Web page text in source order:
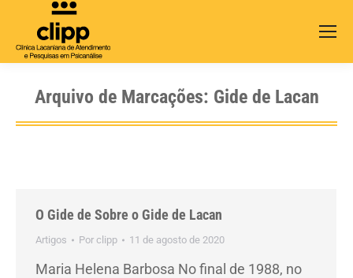
Arquivo de Marcações: Gide de Lacan
O Gide de Sobre o Gide de Lacan
Artigos Por clipp 11 de agosto de 2020
Maria Helena Barbosa No final de 1988, no